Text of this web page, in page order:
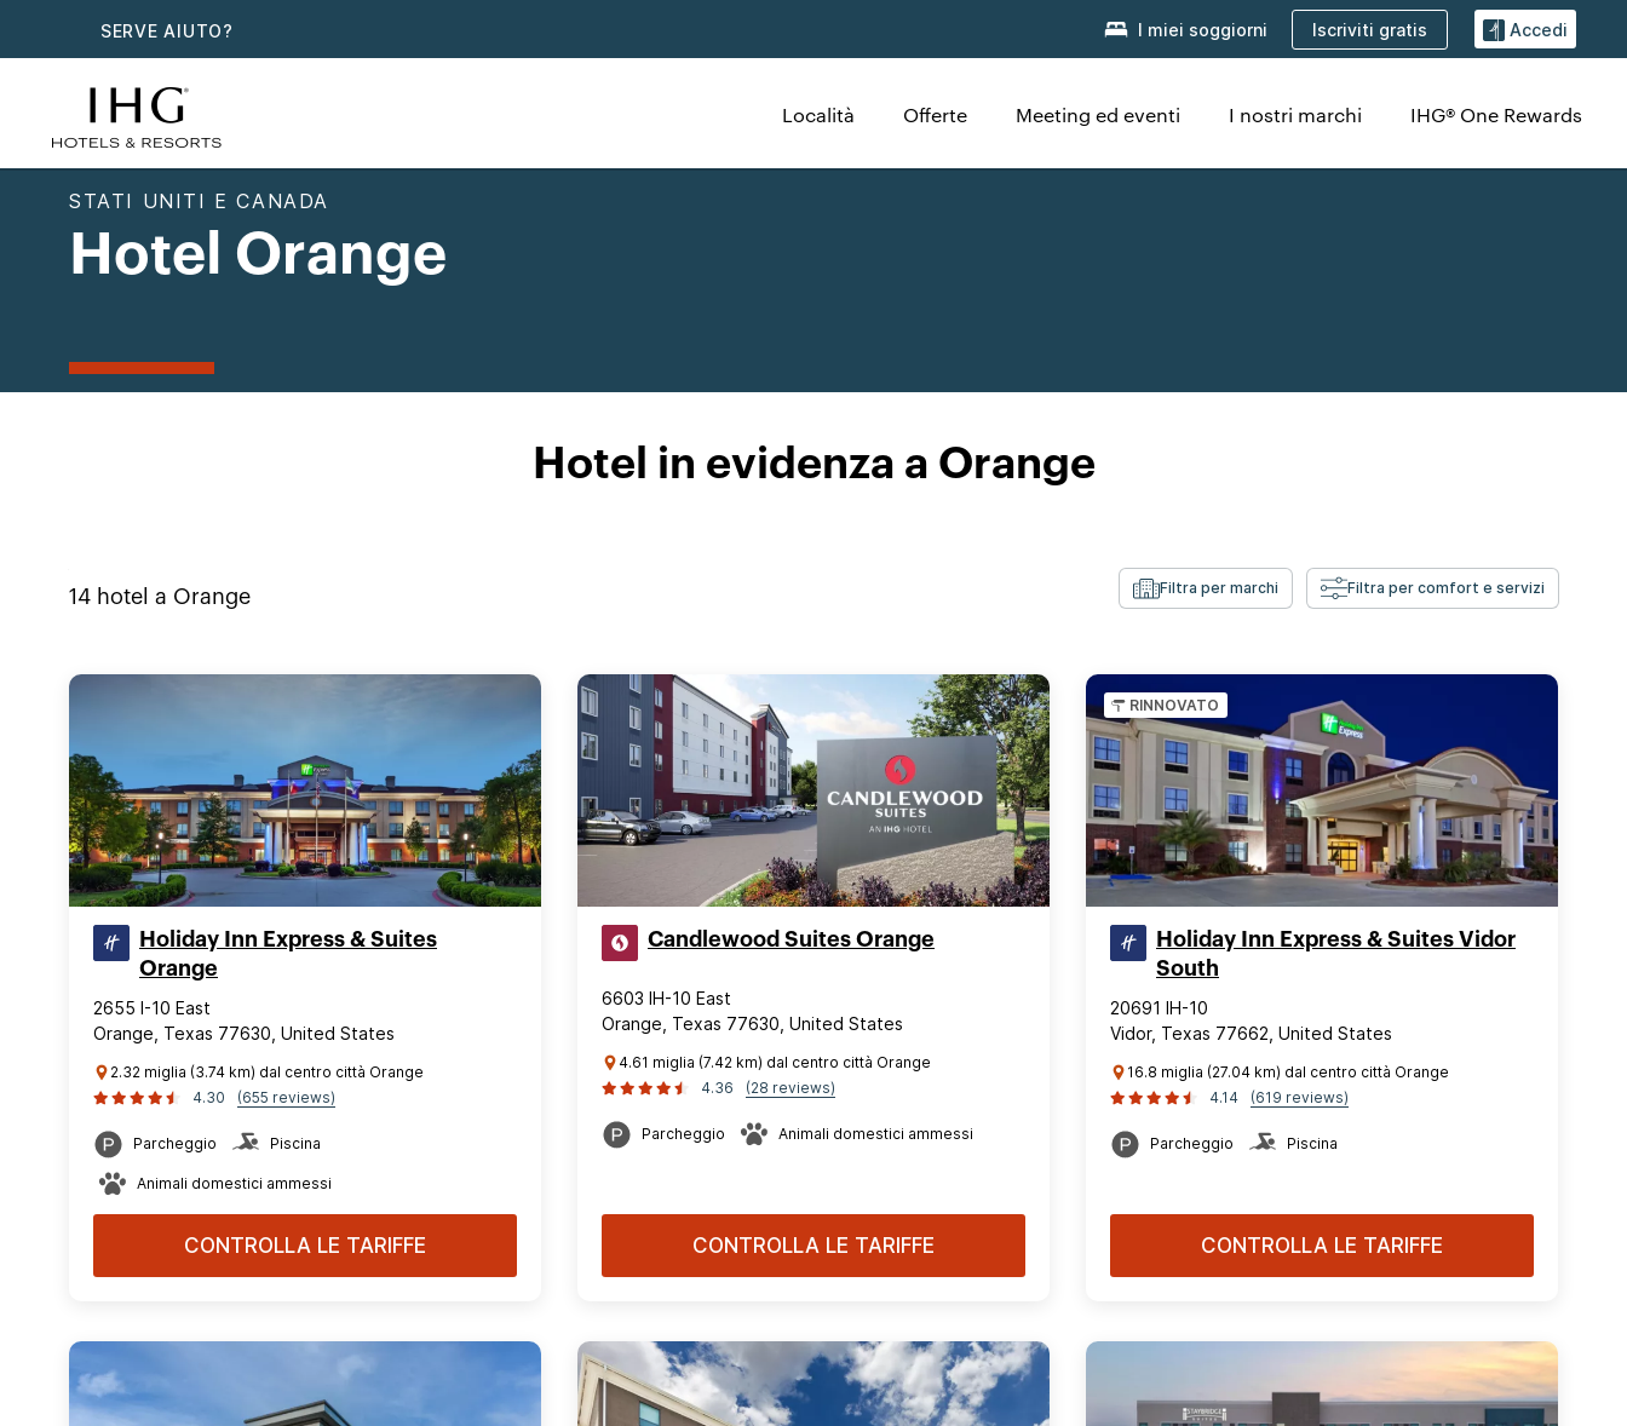
SERVE AIUTO? I miei soggiorni Iscriviti gratis Accedi
Località Offerte Meeting ed eventi I nostri marchi IHG® One Rewards
STATI UNITI E CANADA
Hotel Orange
Hotel in evidenza a Orange
14 hotel a Orange Filtra per marchi Filtra per comfort e servizi
Holiday Inn Express & Suites
Orange
2655 I-10 East
Orange, Texas 77630, United States
2.32 miglia (3.74 km) dal centro città Orange
4.30
(655 reviews)
Parcheggio Piscina
Animali domestici ammessi
CONTROLLA LE TARIFFE
Candlewood Suites Orange
6603 IH-10 East
Orange, Texas 77630, United States
4.61 miglia (7.42 km) dal centro città Orange
4.36
(28 reviews)
Parcheggio Animali domestici ammessi
CONTROLLA LE TARIFFE
RINNOVATO
Holiday Inn Express & Suites Vidor
South
20691 IH-10
Vidor, Texas 77662, United States
16.8 miglia (27.04 km) dal centro città Orange
4.14
(619 reviews)
Parcheggio Piscina
CONTROLLA LE TARIFFE